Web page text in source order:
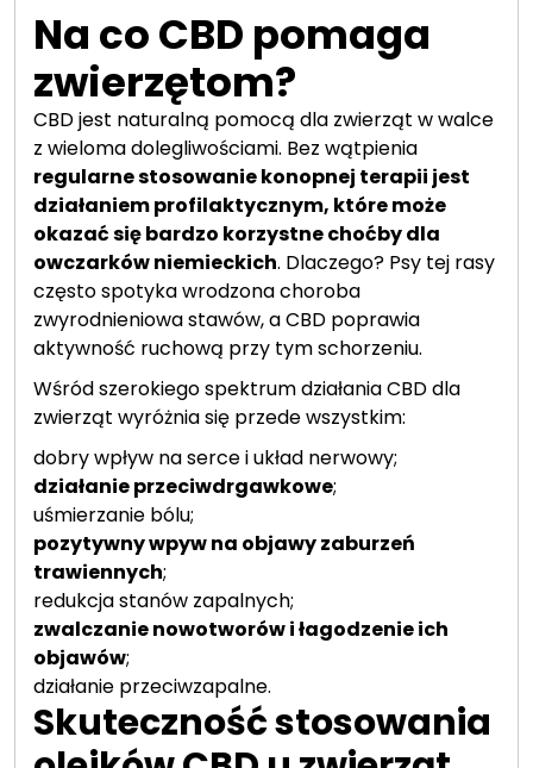
Na co CBD pomaga
zwierzętom?
CBD jest naturalną pomocą dla zwierząt w walce
z wieloma dolegliwościami. Bez wątpienia
regularne stosowanie konopnej terapii jest
działaniem profilaktycznym, które może
okazać się bardzo korzystne choćby dla
owczarków niemieckich. Dlaczego? Psy tej rasy
często spotyka wrodzona choroba
zwyrodnieniowa stawów, a CBD poprawia
aktywność ruchową przy tym schorzeniu.
Wśród szerokiego spektrum działania CBD dla
zwierząt wyróżnia się przede wszystkim:
dobry wpływ na serce i układ nerwowy;
działanie przeciwdrgawkowe;
uśmierzanie bólu;
pozytywny wpyw na objawy zaburzeń
trawiennych;
redukcja stanów zapalnych;
zwalczanie nowotworów i łagodzenie ich
objawów;
działanie przeciwzapalne.
Skuteczność stosowania